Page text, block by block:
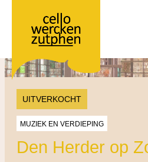
UITVERKOCHT
MUZIEK EN VERDIEPING
Den Herder op